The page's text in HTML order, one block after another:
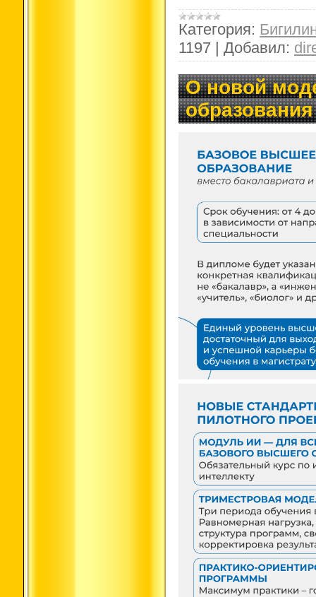
Категория:
1197 | Добавил:
О новой
образования